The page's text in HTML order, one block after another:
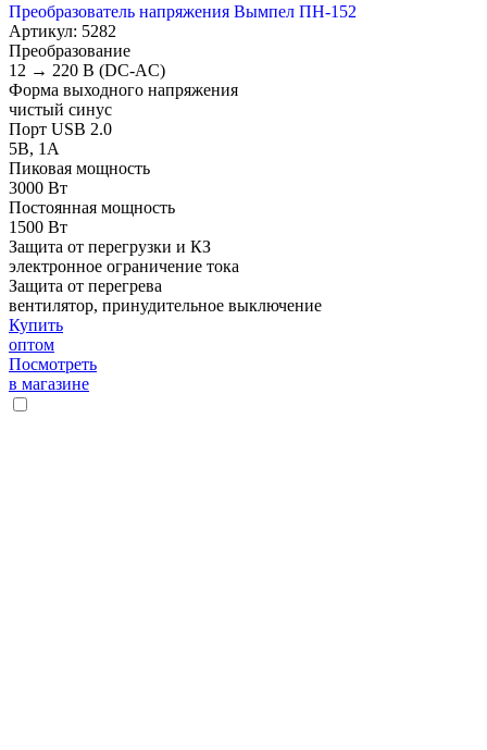
Преобразователь напряжения Вымпел ПН-152
Артикул: 5282
Преобразование
12 → 220 В (DC-AC)
Форма выходного напряжения
чистый синус
Порт USB 2.0
5В, 1А
Пиковая мощность
3000 Вт
Постоянная мощность
1500 Вт
Защита от перегрузки и КЗ
электронное ограничение тока
Защита от перегрева
вентилятор, принудительное выключение
Купить
оптом
Посмотреть
в магазине